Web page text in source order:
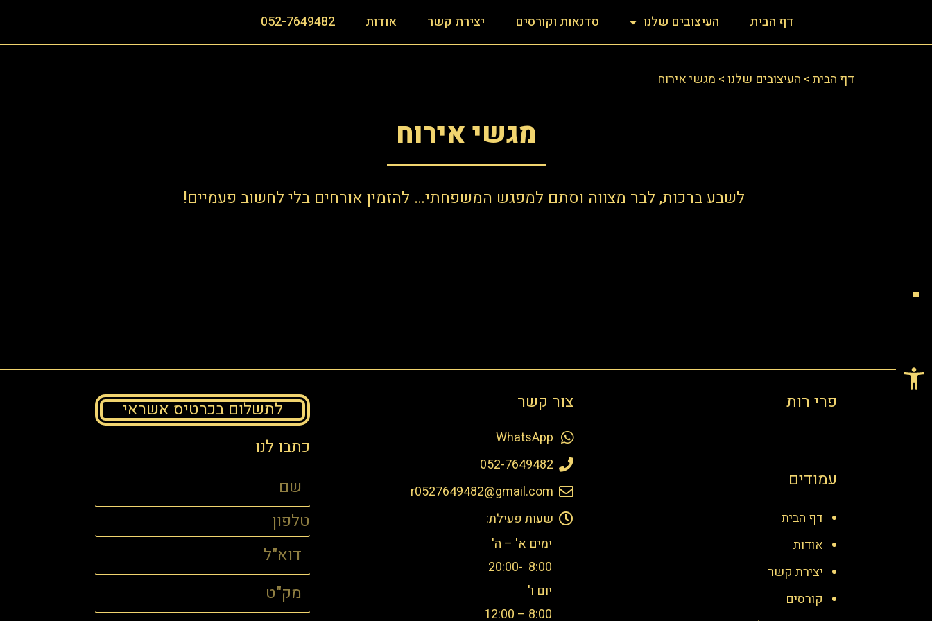
פתח סרגל נגישות
דף הבית העיצובים שלנו סדנאות וקורסים יצירת קשר אודות 052-7649482
דף הבית> העיצובים שלנו> מגשי אירוח
מגשי אירוח
לשבע ברכות, לבר מצווה וסתם למפגש המשפחתי… להזמין אורחים בלי לחשוב פעמיים!
פרי רות
עמודים
דף הבית
אודות
יצירת קשר
קורסים
צור קשר
WhatsApp
052-7649482
r0527649482@gmail.com
שעות פעילת:
ימים א' – ה'
8:00 -20:00
יום ו'
8:00 – 12:00​
לתשלום בכרטיס אשראי
כתבו לנו